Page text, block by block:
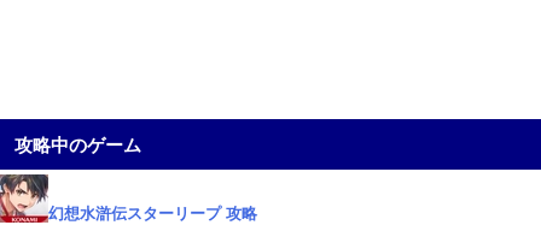
攻略中のゲーム
幻想水滸伝スターリープ 攻略